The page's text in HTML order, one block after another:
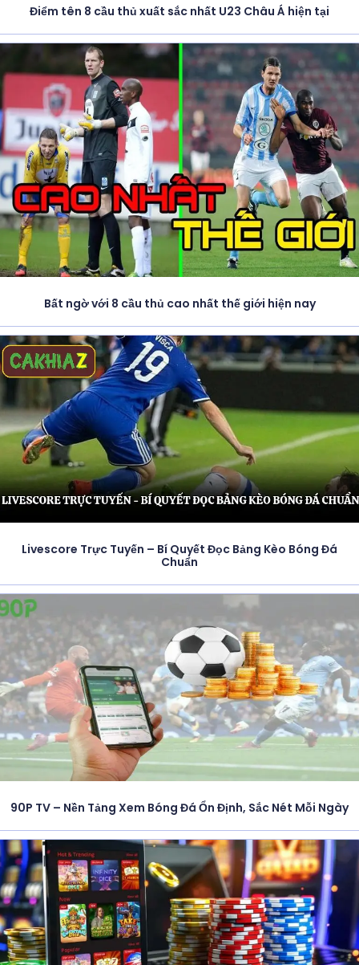
Điểm tên 8 cầu thủ xuất sắc nhất U23 Châu Á hiện tại
Bất ngờ với 8 cầu thủ cao nhất thế giới hiện nay
Livescore Trực Tuyến – Bí Quyết Đọc Bảng Kèo Bóng Đá
Chuẩn
90P TV – Nền Tảng Xem Bóng Đá Ổn Định, Sắc Nét Mỗi Ngày